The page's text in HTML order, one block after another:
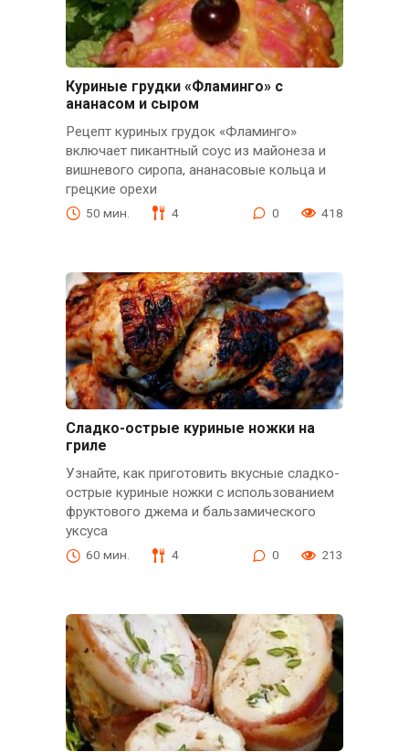
Куриные грудки «Фламинго» с
ананасом и сыром
Рецепт куриных грудок «Фламинго»
включает пикантный соус из майонеза и
вишневого сиропа, ананасовые кольца и
грецкие орехи
50 мин. 4 0 418
Сладко-острые куриные ножки на
гриле
Узнайте, как приготовить вкусные сладко-
острые куриные ножки с использованием
фруктового джема и бальзамического
уксуса
60 мин. 4 0 213